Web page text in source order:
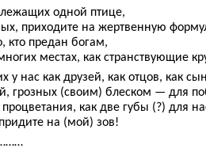
одной птице,
приходите на жертвенную
кто предан богам,
местах, как странствующие
у нас как друзей, как отцов, как
грозных (своим) блеском — для
как две губы (?) для
на (мой) зов!